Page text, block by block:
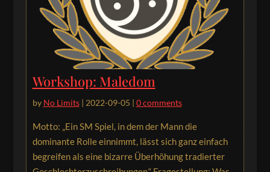
Workshop: Maledom
by No Limits| 2022-09-05 | 0 comments
Motto: „Ein SM Spiel, in dem der Mann die
dominante Rolle einnimmt, lässt sich ganz einfach
begreifen als eine bizarre Überhöhung tradierter